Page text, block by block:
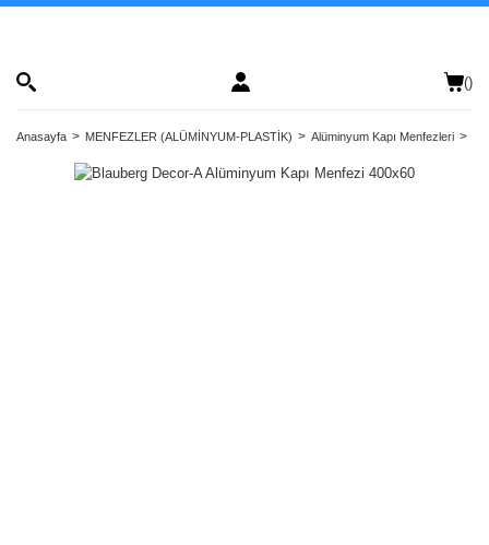
()
Anasayfa MENFEZLER (ALÜMİNYUM-PLASTİK) Alüminyum Kapı Menfezleri